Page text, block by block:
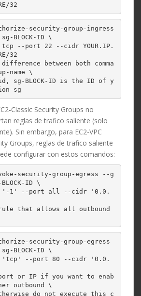
32
security-group-ingress
BLOCK-ID \
--port 22 --cidr YOUR.IP.
32
between both comma
name \
sg-BLOCK-ID is the ID of y
sg
Classic Security Groups no
reglas de trafico saliente (solo
Sin embargo, para EC2-VPC
Groups, reglas de trafico saliente
configurar con estos comandos:
security-group-egress --g
ID \
'-1' --port all --cidr '0.0.
rule that allows all outbound
security-group-egress
BLOCK-ID \
'tcp' --port 80 --cidr '0.0.
or IP if you want to enab
outbound \